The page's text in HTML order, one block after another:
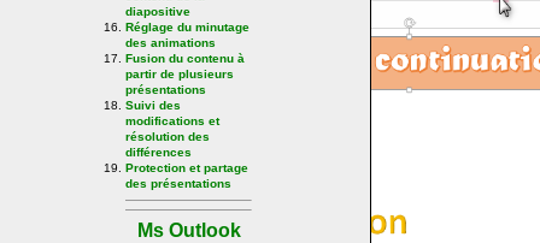
diapositive
Réglage du minutage
des animations
Fusion du contenu à
partir de plusieurs
présentations
Suivi des
modifications et
résolution des
différences
Protection et partage
des présentations
Ms Outlook